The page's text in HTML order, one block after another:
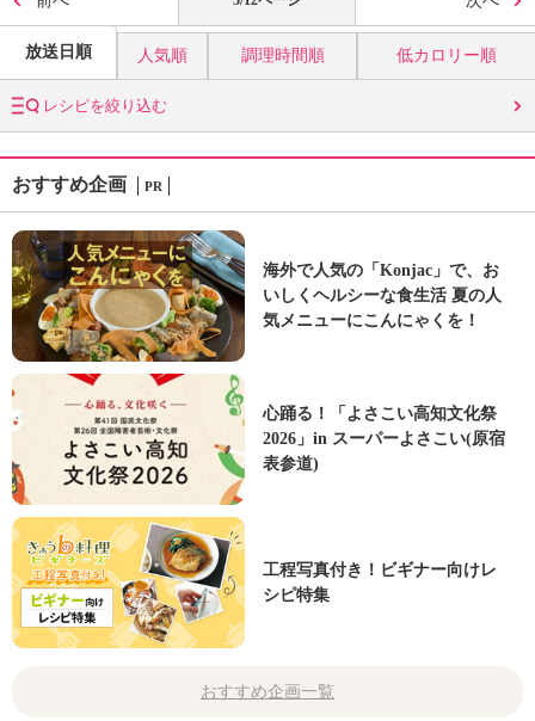
放送日順 人気順 調理時間順 低カロリー順
レシピを絞り込む
おすすめ企画 PR
海外で人気の「Konjac」で、お
いしくヘルシーな食生活 夏の人
気メニューにこんにゃくを！
心踊る！「よさこい高知文化祭
2026」in スーパーよさこい(原宿
表参道)
工程写真付き！ビギナー向けレ
シピ特集
おすすめ企画一覧